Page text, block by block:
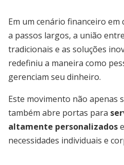
Em um cenário financeiro em
a passos largos, a união
tradicionais e as soluções
redefiniu a maneira como
gerenciam seu dinheiro.
Este movimento não apenas
também abre portas para
altamente personalizados
necessidades individuais e